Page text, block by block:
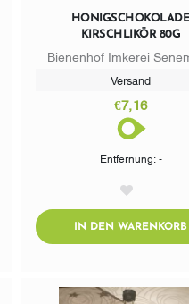
HONIGSCHOKOLADE
KIRSCHLIKÖR 80G
Bienenhof Imkerei
Versand
€7,16
Entfernung: -
IN DEN WARENKORB